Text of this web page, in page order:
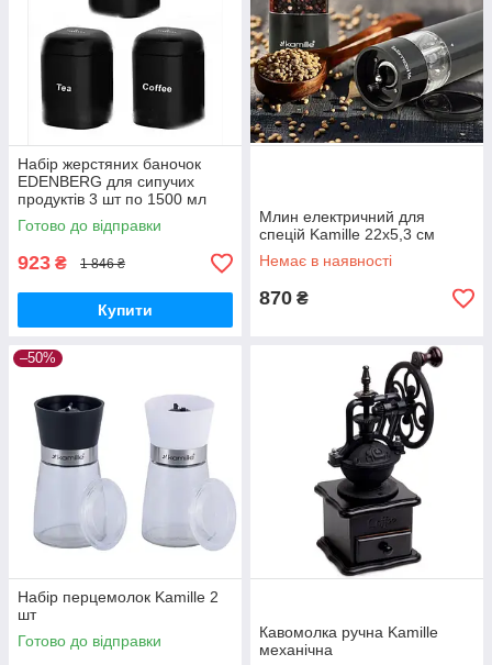
Набір жерстяних баночок
EDENBERG для сипучих
продуктів 3 шт по 1500 мл
модерн
Готово до відправки
923 ₴ 1 846 ₴
Купити
Млин електричний для
спецій Kamille 22х5,3 см
Немає в наявності
870 ₴
–50%
Набір перцемолок Kamille 2
шт
Готово до відправки
Кавомолка ручна Kamille
механічна